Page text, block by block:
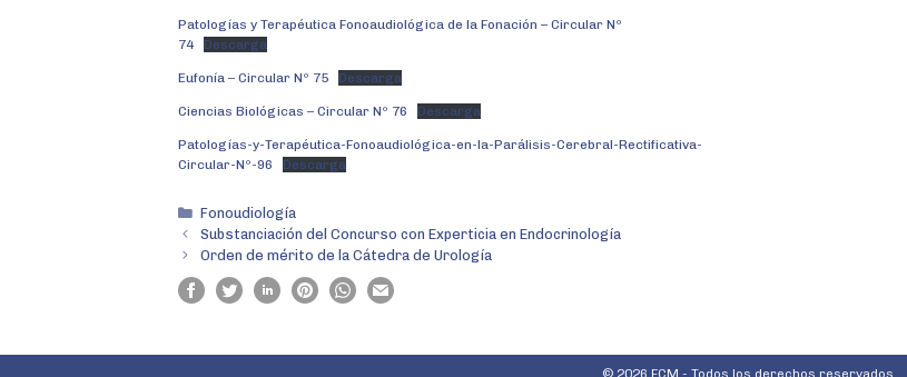
Patologías y Terapéutica Fonoaudiológica de la Fonación – Circular Nº
74
Descarga
Eufonía – Circular Nº 75 Descarga
Ciencias Biológicas – Circular Nº 76 Descarga
Patologías-y-Terapéutica-Fonoaudiológica-en-la-Parálisis-Cerebral-Rectificativa-
Circular-Nº-96
Descarga
Fonoudiología
Substanciación del Concurso con Experticia en Endocrinología
Orden de mérito de la Cátedra de Urología